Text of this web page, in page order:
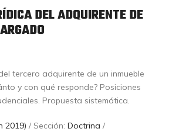
DEL ADQUIRENTE DE
tercero adquirente de un inmueble
y con qué responde? Posiciones
Propuesta sistemática.
2019) / Sección:Doctrina /